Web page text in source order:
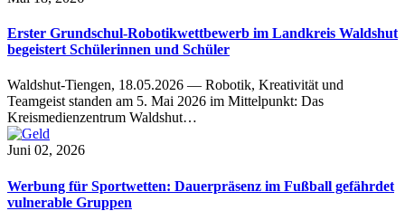
Erster Grundschul-Robotikwettbewerb im Landkreis Waldshut
begeistert Schülerinnen und Schüler
Waldshut-Tiengen, 18.05.2026 — Robotik, Kreativität und
Teamgeist standen am 5. Mai 2026 im Mittelpunkt: Das
Kreismedienzentrum Waldshut…
Juni 02, 2026
Werbung für Sportwetten: Dauerpräsenz im Fußball gefährdet
vulnerable Gruppen